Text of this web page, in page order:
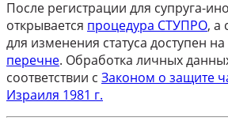
После регистрации для супруга-
открывается процедура СТУПРО, а
для изменения статуса доступен на
перечне. Обработка личных
соответствии с Законом о защите
Израиля 1981 г.